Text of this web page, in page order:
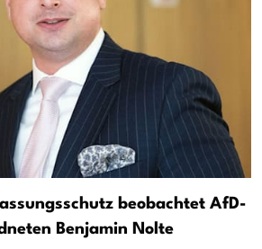
beobachtet AfD-
Benjamin Nolte